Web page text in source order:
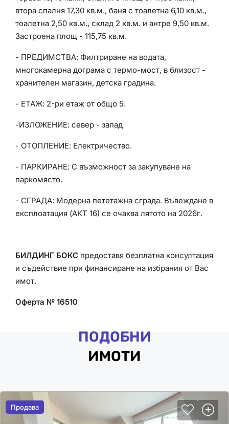
втора спалня 17,30 кв.м., баня с тоалетна 6,10 кв.м.,
тоалетна 2,50 кв.м., склад 2 кв.м. и антре 9,50 кв.м.
Застроена площ - 115,75 кв.м.
- ПРЕДИМСТВА: Филтриране на водата,
многокамерна дограма с термо-мост, в близост -
хранителен магазин, детска градина.
- ЕТАЖ: 2-ри етаж от общо 5.
-ИЗЛОЖЕНИЕ: север - запад
- ОТОПЛЕНИЕ: Електричество.
- ПАРКИРАНЕ: С възможност за закупуване на
паркомясто.
- СГРАДА: Модерна пететажна сграда. Въвеждане в
експлоатация (АКТ 16) се очаква лятото на 2026г.
БИЛДИНГ БОКС предоставя безплатна консултация
и съдействие при финансиране на избрания от Вас
имот.
Оферта № 16510
ПОДОБНИ
ИМОТИ
Продава
Продава